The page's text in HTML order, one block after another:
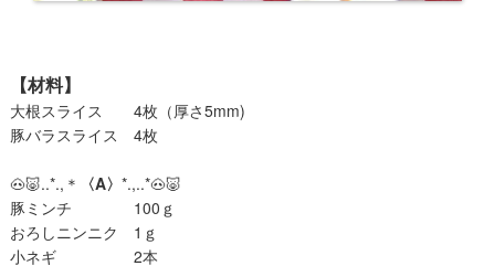
【材料】
大根スライス 4枚（厚さ5mm)
豚バラスライス ​4枚
🐽🐷..*.,＊ 〈A〉 *.,..*🐽🐷
豚ミンチ 100ｇ
おろしニンニク 1ｇ
小ネギ 2本